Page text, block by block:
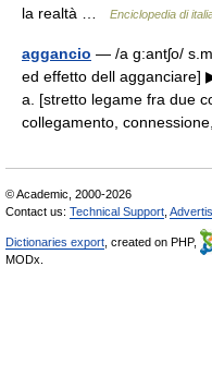
la realtà …
Enciclopedia di
aggancio — /a g:antʃo/
ed effetto dell
a. [stretto legame fra due
collegamento,
© Academic, 2000-2026
Contact us: Technical Support
Dictionaries export , created on PHP,
MODx.